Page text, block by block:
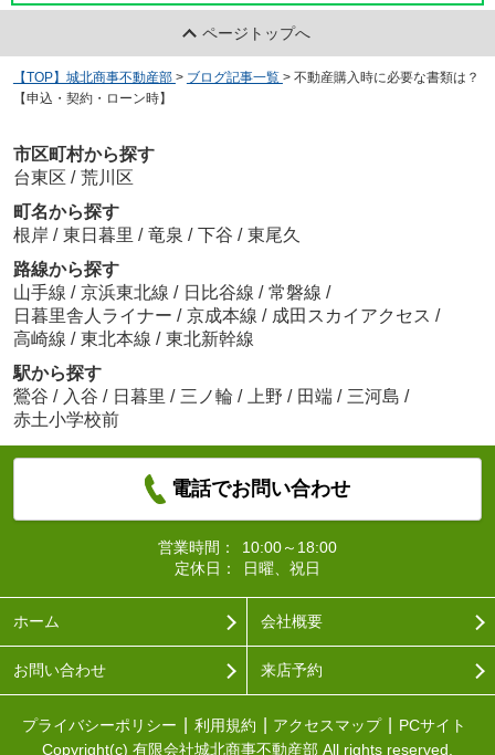
ページトップへ
【TOP】城北商事不動産部 > ブログ記事一覧 > 不動産購入時に必要な書類は？
【申込・契約・ローン時】
市区町村から探す
台東区 / 荒川区
町名から探す
根岸 / 東日暮里 / 竜泉 / 下谷 / 東尾久
路線から探す
山手線 / 京浜東北線 / 日比谷線 / 常磐線 /
日暮里舎人ライナー / 京成本線 / 成田スカイアクセス /
高崎線 / 東北本線 / 東北新幹線
駅から探す
鶯谷 / 入谷 / 日暮里 / 三ノ輪 / 上野 / 田端 / 三河島 /
赤土小学校前
電話でお問い合わせ
営業時間：
10:00～18:00
定休日：
日曜、祝日
ホーム 会社概要
お問い合わせ 来店予約
プライバシーポリシー 利用規約 アクセスマップ
PCサイト
Copyright(c) 有限会社城北商事不動産部 All rights reserved.